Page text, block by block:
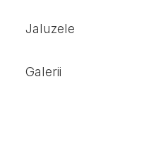
Jaluzele
Galerii